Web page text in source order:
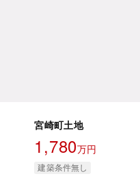
宮崎町土地
1,780万円
建築条件無し